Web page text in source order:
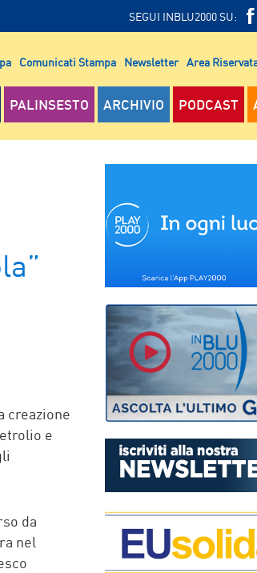
SEGUI INBLU2000 SU:
Comunicati Stampa Newsletter Area
PALINSESTO ARCHIVIO PODCAST
creazione
e
da
nel